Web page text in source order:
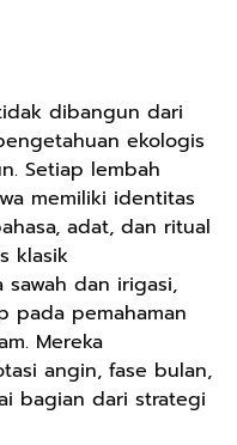
dibangun dari
ekologis
Setiap lembah
memiliki identitas
adat, dan ritual
klasik
dan irigasi,
pada pemahaman
Mereka
angin, fase bulan,
bagian dari strategi